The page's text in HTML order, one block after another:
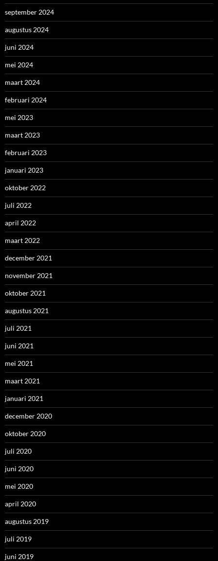
september 2024
augustus 2024
juni 2024
mei 2024
maart 2024
februari 2024
mei 2023
maart 2023
februari 2023
januari 2023
oktober 2022
juli 2022
april 2022
maart 2022
december 2021
november 2021
oktober 2021
augustus 2021
juli 2021
juni 2021
mei 2021
maart 2021
januari 2021
december 2020
oktober 2020
juli 2020
juni 2020
mei 2020
april 2020
augustus 2019
juli 2019
juni 2019